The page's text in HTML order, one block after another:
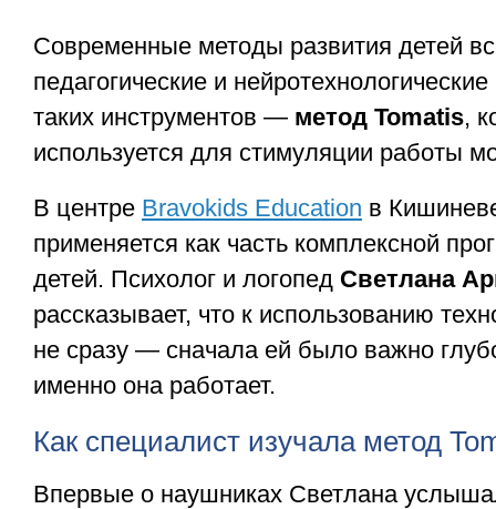
Современные методы развития детей
педагогические и
таких инструментов — метод Tomatis,
используется для стимуляции работы
В центре Bravokids Education в
применяется как часть комплексной
детей. Психолог и логопед Светлана
рассказывает, что к использованию
не сразу — сначала ей было важно
именно она работает.
Как специалист изучала метод
Впервые о наушниках Светлана